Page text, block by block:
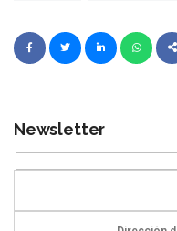
Newsletter